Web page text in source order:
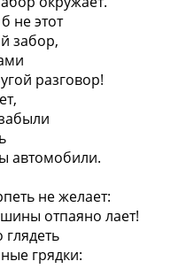
не этот
забор,
разговор!
автомобили.
не желает:
отпаяно лает!
глядеть
грядки: